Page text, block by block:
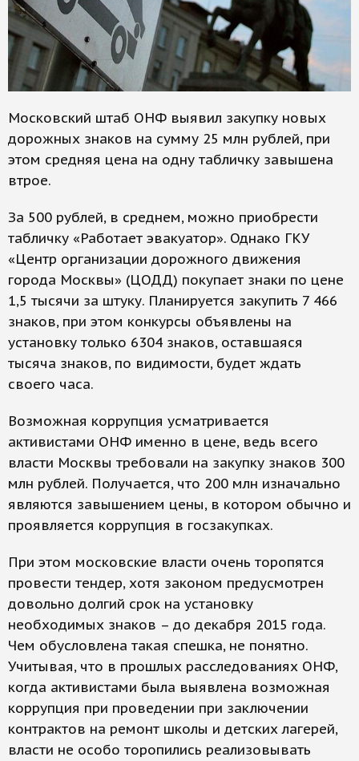
Московский штаб ОНФ выявил закупку новых
дорожных знаков на сумму 25 млн рублей, при
этом средняя цена на одну табличку завышена
втрое.
За 500 рублей, в среднем, можно приобрести
табличку «Работает эвакуатор». Однако ГКУ
«Центр организации дорожного движения
города Москвы» (ЦОДД) покупает знаки по цене
1,5 тысячи за штуку. Планируется закупить 7 466
знаков, при этом конкурсы объявлены на
установку только 6304 знаков, оставшаяся
тысяча знаков, по видимости, будет ждать
своего часа.
Возможная коррупция усматривается
активистами ОНФ именно в цене, ведь всего
власти Москвы требовали на закупку знаков 300
млн рублей. Получается, что 200 млн изначально
являются завышением цены, в котором обычно и
проявляется коррупция в госзакупках.
При этом московские власти очень торопятся
провести тендер, хотя законом предусмотрен
довольно долгий срок на установку
необходимых знаков – до декабря 2015 года.
Чем обусловлена такая спешка, не понятно.
Учитывая, что в прошлых расследованиях ОНФ,
когда активистами была выявлена возможная
коррупция при проведении при заключении
контрактов на ремонт школы и детских лагерей,
власти не особо торопились реализовывать